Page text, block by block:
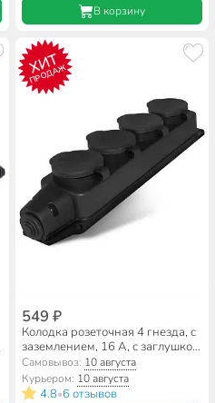
В корзину
ХИТ
ПРОДАЖ
549 ₽
Колодка розеточная 4 гнезда, с
заземлением, 16 А, с заглушкой,
1-фазная, IP44, каучук, черный,
UNIVersal, Компакт
Самовывоз: 10 августа
Курьером: 10 августа
4.8•6 отзывов